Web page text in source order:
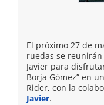
El próximo 27 de
ruedas se
Javier para
Borja Gómez” en
Rider, con la
Javier.